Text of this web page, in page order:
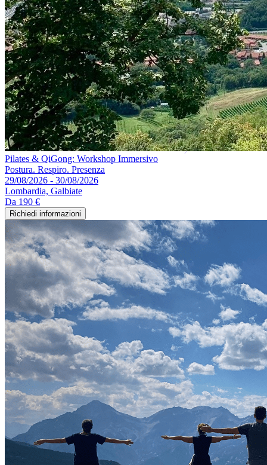
Pilates & QiGong: Workshop Immersivo
Postura. Respiro. Presenza
29/08/2026 - 30/08/2026
Lombardia, Galbiate
Da 190 €
Richiedi informazioni